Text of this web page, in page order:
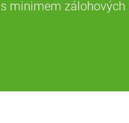
minimem zálohových